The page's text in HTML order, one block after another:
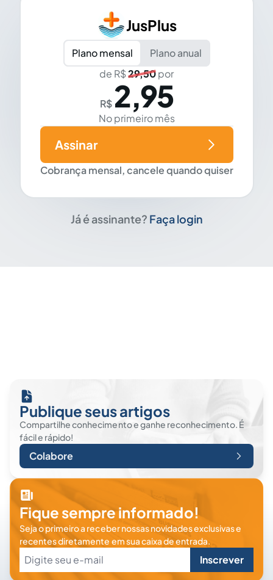
JusPlus
Plano mensal
Plano anual
de R$29,50por
R$ 2,95
No primeiro mês
Cobrança mensal, cancele quando quiser
Assinar
Já é assinante? Faça login
Publique seus artigos
Compartilhe conhecimento e ganhe reconhecimento. É
fácil e rápido!
Colabore
Fique sempre informado!
Seja o primeiro a receber nossas novidades exclusivas e
recentes diretamente em sua caixa de entrada.
Inscrever